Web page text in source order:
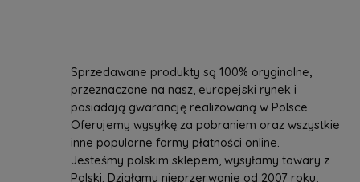
Sprzedawane produkty są 100% oryginalne,
przeznaczone na nasz, europejski rynek i
posiadają gwarancję realizowaną w Polsce.
Oferujemy wysyłkę za pobraniem oraz wszystkie
inne popularne formy płatności online.
Jesteśmy polskim sklepem, wysyłamy towary z
Polski. Działamy nieprzerwanie od 2007 roku,